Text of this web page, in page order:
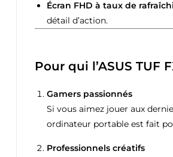
Écran FHD à taux de
détail d’action.
Pour qui l’ASUS TUF
Gamers passionnés
Si vous aimez jouer aux
ordinateur portable est fait
Professionnels créatifs